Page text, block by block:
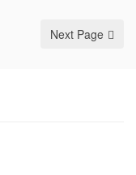
Next Page